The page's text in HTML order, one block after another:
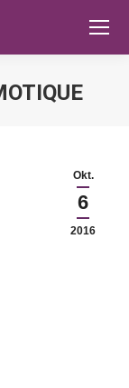
Okt.
6
2016